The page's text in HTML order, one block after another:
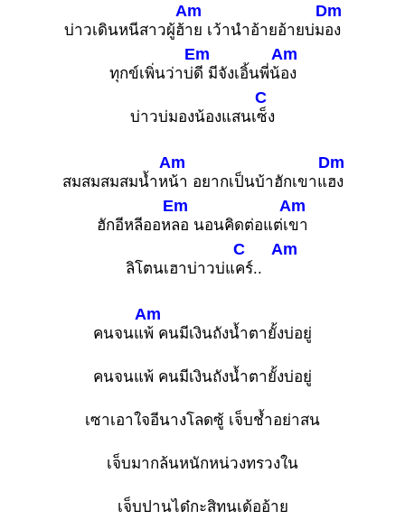
บ่าวเดินหนีสาวผู้ฮ้
Am
าย เว้านำอ้ายอ้ายบ่ม
Dm
อง
ทุกข์เพิ่นว่าบ่
Em
ดี มีจังเอิ้นพี่น้
Am
อง
บ่าวบ่มองน้องแสนเ
C
ซ็ง
สมสมสมสมน้ำห
Am
น้า อยากเป็นบ้าฮักเขาแ
Dm
ฮง
ฮักอีหลีออห
Em
ลอ นอนคิดต่อแต่เ
Am
ขา
ลิโตนเฮาบ่าวบ่แ
C
คร์..
Am
คนจนแ
Am
พ้ คนมีเงินถังน้ำตายั้งบ่อยู่
คนจนแพ้ คนมีเงินถังน้ำตายั้งบ่อยู่
เซาเอาใจอีนางโลดซู้ เจ็บช้ำอย่าสน
เจ็บมากล้นหนักหน่วงทรวงใน
เจ็บปานได๋กะสิทนเด้ออ้าย